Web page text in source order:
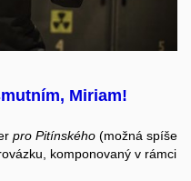
Miriam!
pro Pitínského (možná spíše
komponovaný v rámci